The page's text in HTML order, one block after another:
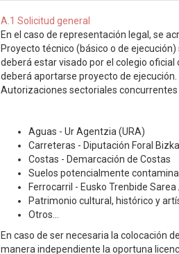
A.1 Solicitud general
En el caso de representación legal, se
Proyecto técnico (básico o de
deberá estar visado por el colegio
deberá aportarse proyecto de ejecución.
Autorizaciones sectoriales
Aguas - Ur Agentzia (URA)
Carreteras - Diputación Foral
Costas - Demarcación de Costas
Suelos potencialmente
Ferrocarril - Eusko Trenbide
Patrimonio cultural, histórico y
Otros…
En caso de ser necesaria la colocación
manera independiente la oportuna